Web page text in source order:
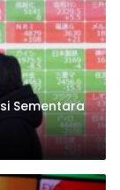
Sementara